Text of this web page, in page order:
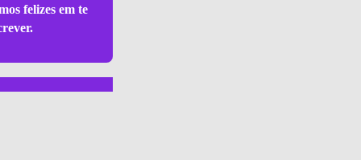
felizes em te